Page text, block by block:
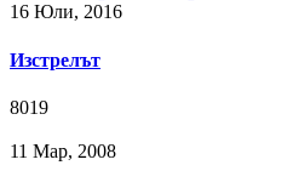
16 Юли, 2016
Изстрелът
8019
11 Мар, 2008